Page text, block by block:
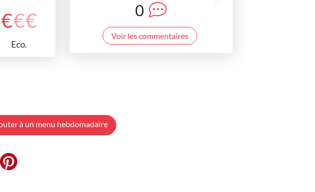
€€€
Eco.
0
Voir les commentaires
à un menu hebdomadaire